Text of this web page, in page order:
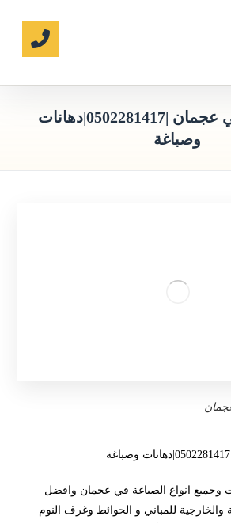
شركة صبغ في عجمان |0502281417|دهانات
وصباغة
وجميع انواع الصباغة في عجمان وافضل
للمباني و الحوائط وغرف النوم